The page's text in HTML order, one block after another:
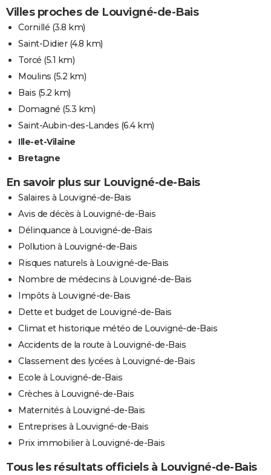
Villes proches de Louvigné-de-Bais
Cornillé (3.8 km)
Saint-Didier(4.8 km)
Torcé (5.1 km)
Moulins (5.2 km)
Bais (5.2 km)
Domagné (5.3 km)
Saint-Aubin-des-Landes (6.4 km)
Ille-et-Vilaine
Bretagne
En savoir plus sur Louvigné-de-Bais
Salaires à Louvigné-de-Bais
Avis de décès à Louvigné-de-Bais
Délinquance à Louvigné-de-Bais
Pollution à Louvigné-de-Bais
Risques naturels à Louvigné-de-Bais
Nombre de médecins à Louvigné-de-Bais
Impôts à Louvigné-de-Bais
Dette et budget de Louvigné-de-Bais
Climat et historique météo de Louvigné-de-Bais
Accidents de la route à Louvigné-de-Bais
Classement des lycées à Louvigné-de-Bais
Ecole à Louvigné-de-Bais
Crèches à Louvigné-de-Bais
Maternités à Louvigné-de-Bais
Entreprises à Louvigné-de-Bais
Prix immobilier à Louvigné-de-Bais
Tous les résultats officiels à Louvigné-de-Bais